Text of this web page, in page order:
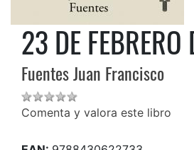
23 DE FEBRERO
Fuentes Juan Francisco
Comenta y valora este libro